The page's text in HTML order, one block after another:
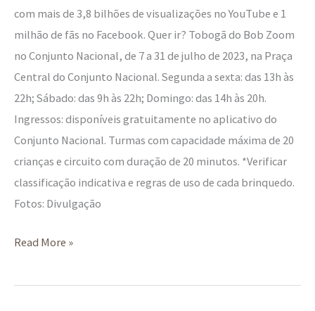
com mais de 3,8 bilhões de visualizações no YouTube e 1
milhão de fãs no Facebook. Quer ir? Tobogã do Bob Zoom
no Conjunto Nacional, de 7 a 31 de julho de 2023, na Praça
Central do Conjunto Nacional. Segunda a sexta: das 13h às
22h; Sábado: das 9h às 22h; Domingo: das 14h às 20h.
Ingressos: disponíveis gratuitamente no aplicativo do
Conjunto Nacional. Turmas com capacidade máxima de 20
crianças e circuito com duração de 20 minutos. *Verificar
classificação indicativa e regras de uso de cada brinquedo.
Fotos: Divulgação
Read More »